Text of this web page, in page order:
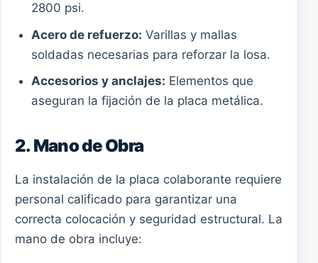
2800 psi.
Acero de refuerzo: Varillas y mallas
soldadas necesarias para reforzar la losa.
Accesorios y anclajes: Elementos que
aseguran la fijación de la placa metálica.
2. Mano de Obra
La instalación de la placa colaborante requiere
personal calificado para garantizar una
correcta colocación y seguridad estructural. La
mano de obra incluye: